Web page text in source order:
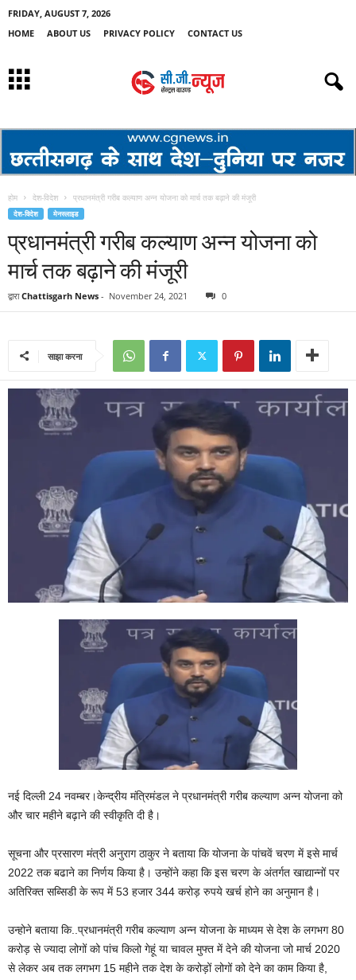
FRIDAY, AUGUST 7, 2026
HOME
ABOUT US PRIVACY POLICY CONTACT US
होम देश-विदेश प्रधानमंत्री गरीब कल्याण अन्न योजना को मार्च तक बढ़ाने की मंजूरी
देश-विदेश मेनस्लाइड
प्रधानमंत्री गरीब कल्याण अन्न योजना को
मार्च तक बढ़ाने की मंजूरी
द्वारा Chattisgarh News - November 24, 2021 0
साझा करना
नई दिल्ली 24 नवम्बर।केन्द्रीय मंत्रिमंडल ने प्रधानमंत्री गरीब कल्याण अन्न योजना को
और चार महीने बढ़ाने की स्वीकृति दी है।
सूचना और प्रसारण मंत्री अनुराग ठाकुर ने बताया कि योजना के पांचवें चरण में इसे मार्च
2022 तक बढाने का निर्णय किया है। उन्होंने कहा कि इस चरण के अंतर्गत खाद्यान्नों पर
अतिरिक्त सब्सिडी के रूप में 53 हजार 344 करोड़ रुपये खर्च होने का अनुमान है।
उन्होने बताया कि..प्रधानमंत्री गरीब कल्‍याण अन्‍न योजना के माध्‍यम से देश के लगभग 80
करोड़ से ज्‍यादा लोगों को पांच किलो गेहूं या चावल मुफ्त में देने की योजना जो मार्च 2020
से लेकर अब तक लगभग 15 महीने तक देश के करोड़ों लोगों को देने का काम किया है,